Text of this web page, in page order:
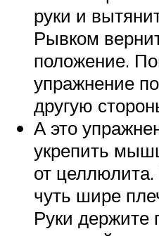
руки и
Рывком
положение.
упражнение
другую
А это
укрепить
от целлюлита.
чуть шире
Руки